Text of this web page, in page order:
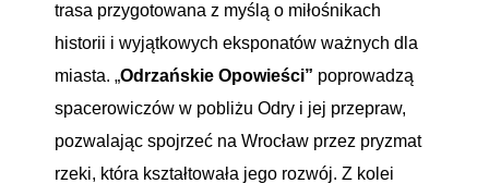
trasa przygotowana z myślą o miłośnikach
historii i wyjątkowych eksponatów ważnych dla
miasta. „Odrzańskie Opowieści” poprowadzą
spacerowiczów w pobliżu Odry i jej przepraw,
pozwalając spojrzeć na Wrocław przez pryzmat
rzeki, która kształtowała jego rozwój. Z kolei